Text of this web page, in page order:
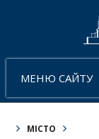
МЕНЮ САЙТУ
МІСТО